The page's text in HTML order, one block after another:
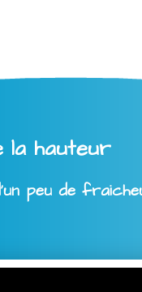
la hauteur
peu de